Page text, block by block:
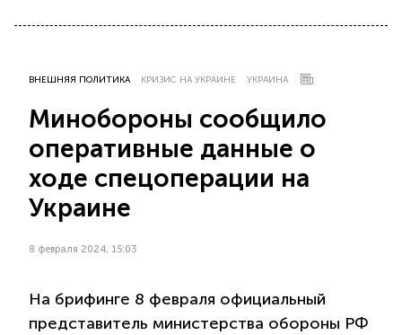
ВНЕШНЯЯ ПОЛИТИКА КРИЗИС НА УКРАИНЕ УКРАИНА
Минобороны сообщило
оперативные данные о
ходе спецоперации на
Украине
8 февраля 2024, 15:03
На брифинге 8 февраля официальный
представитель министерства обороны РФ